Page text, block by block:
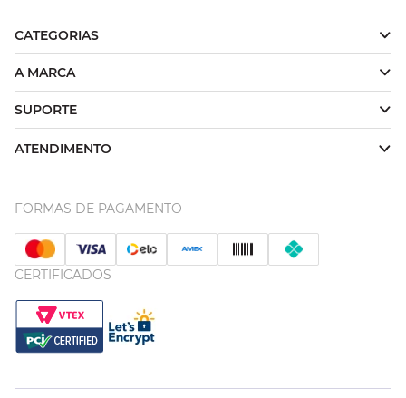
CATEGORIAS
A MARCA
SUPORTE
ATENDIMENTO
FORMAS DE PAGAMENTO
CERTIFICADOS